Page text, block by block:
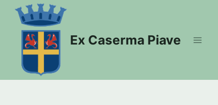
Salta
contenuto
Ex Caserma Piave